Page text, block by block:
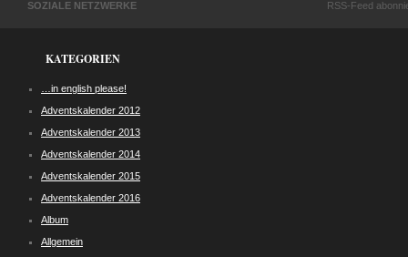
SOZIALE NETZWERKE RSS-Feed
KATEGORIEN
…in english please!
Adventskalender 2012
Adventskalender 2013
Adventskalender 2014
Adventskalender 2015
Adventskalender 2016
Album
Allgemein